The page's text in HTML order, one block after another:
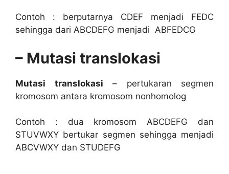
Contoh : berputarnya CDEF menjadi FEDC
sehingga dari ABCDEFG menjadi ABFEDCG
– Mutasi translokasi
Mutasi translokasi – pertukaran segmen
kromosom antara kromosom nonhomolog
Contoh : dua kromosom ABCDEFG dan
STUVWXY bertukar segmen sehingga menjadi
ABCVWXY dan STUDEFG